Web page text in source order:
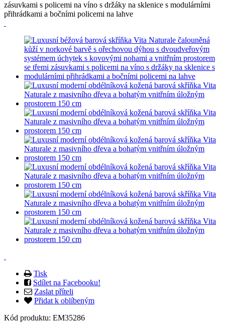
Tisk
Sdílet na Facebooku!
Zaslat příteli
Přidat k oblíbeným
Kód produktu: EM35286